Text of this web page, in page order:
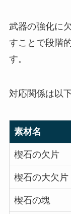
武器の強化に
すことで段階
す。
対応関係は以
素材名
楔石の欠片
楔石の大欠片
楔石の塊